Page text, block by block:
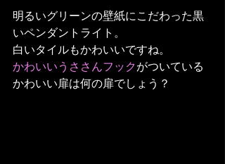
明るいグリーンの壁紙にこだわった黒
いペンダントライト。
白いタイルもかわいいですね。
かわいいうささんフックがついている
かわいい扉は何の扉でしょう？